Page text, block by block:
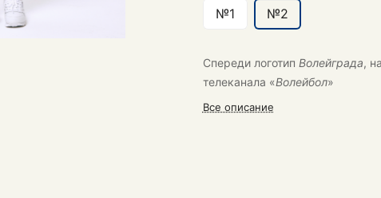
№1 №2
Спереди логотип Волейграда,
телеканала «Волейбол»
Все описание